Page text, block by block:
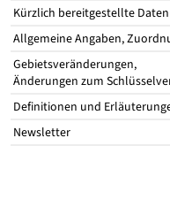
Kürzlich bereitgestellte Daten
Allgemeine Angaben,
Gebietsveränderungen,
Änderungen zum
Definitionen und
Newsletter